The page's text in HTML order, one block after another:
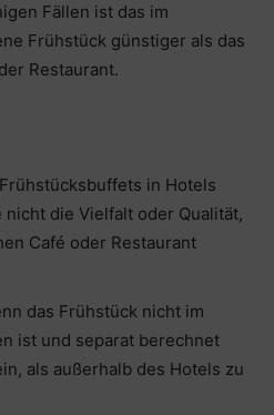
Fällen ist das im
Frühstück günstiger als das
Restaurant.
in Hotels
die Vielfalt oder Qualität,
Café oder Restaurant
das Frühstück nicht im
ist und separat berechnet
als außerhalb des Hotels zu